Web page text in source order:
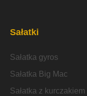
Sałatki
Sałatka gyros
Sałatka Big Mac
Sałatka z kurczakiem